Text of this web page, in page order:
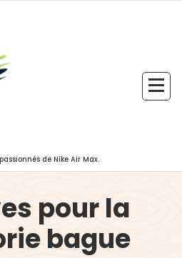
de Nike Air Max.
pour la
bague